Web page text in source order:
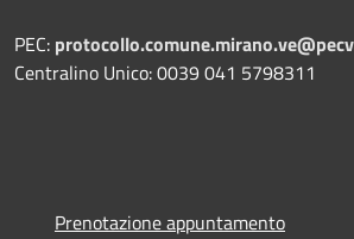
PEC:
Centralino Unico: 0039 041 5798311
Prenotazione appuntamento